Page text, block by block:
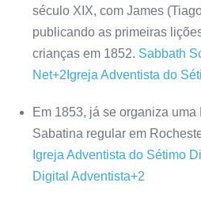
século XIX, com James
publicando as primeiras
crianças em 1852. Sabbath
Net+2 Igreja Adventista do
Em 1853, já se organiza uma
Sabatina regular em
Igreja Adventista do Sétimo
Digital Adventista+2